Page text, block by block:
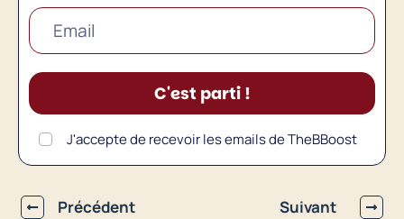
C'est parti !
J'accepte de recevoir les emails de TheBBoost
Précédent Suivant